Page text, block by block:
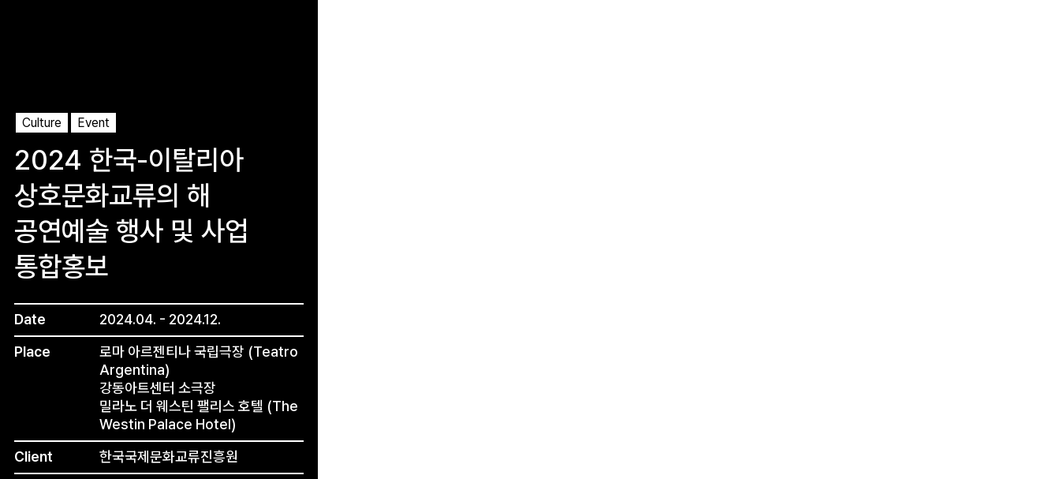
Culture Event
2024 한국-이탈리아
상호문화교류의 해
공연예술 행사 및 사업
통합홍보
Date
2024.04. - 2024.12.
Place
로마 아르젠티나 국립극장 (Teatro
Argentina)
강동아트센터 소극장
밀라노 더 웨스틴 팰리스 호텔 (The
Westin Palace Hotel)
Client
한국국제문화교류진흥원